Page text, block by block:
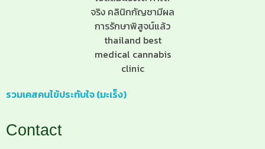
รวมเคสคนไข้ประทับใจ (มะเร็ง)
Contact